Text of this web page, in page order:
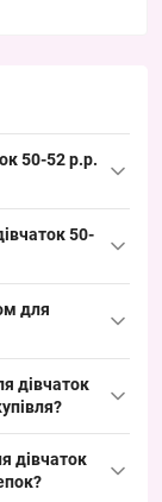
50-52 р.р.
дитячому
50-
для літнього
роздробі.
для
стандартна
в
дівчаток
упаковка.
дівчаток